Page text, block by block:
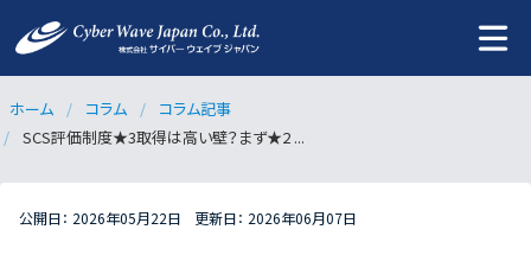
ホーム コラム
コラム記事
SCS評価制度★3取得は高い壁？まず★2 ...
公開日： 2026年05月22日 更新日： 2026年06月07日